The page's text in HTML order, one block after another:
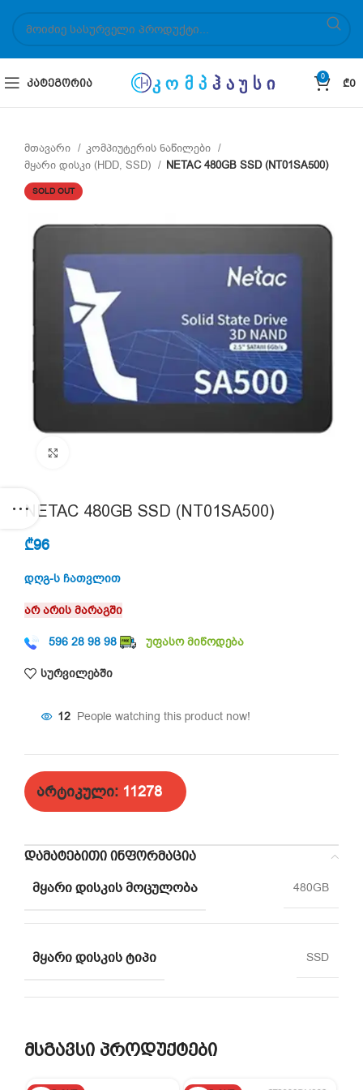
ᲙᲐᲢᲔᲒᲝᲠᲘᲐ
0
₾0
მთავარი
კომპიუტერის ნაწილები
მყარი დისკი (HDD, SSD)
NETAC 480GB SSD (NT01SA500)
SOLD OUT
NETAC 480GB SSD (NT01SA500)
₾96
დღგ-ს ჩათვლით
არ არის მარაგში
596 28 98 98 უფასო მიწოდება
სურვილებში
12 People watching this product now!
არტიკული: 11278
ᲓᲐᲛᲐᲢᲔᲑᲘᲗᲘ ᲘᲜᲤᲝᲠᲛᲐᲪᲘᲐ
ᲛᲧᲐᲠᲘ ᲓᲘᲡᲙᲘᲡ ᲛᲝᲪᲣᲚᲝᲑᲐ 480GB
ᲛᲧᲐᲠᲘ ᲓᲘᲡᲙᲘᲡ ᲢᲘᲞᲘ SSD
მსგავსი პროდუქტები